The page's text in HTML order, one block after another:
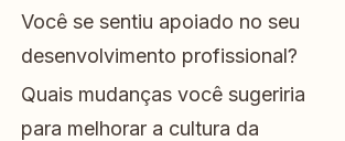
Você se sentiu apoiado no seu
desenvolvimento profissional?
Quais mudanças você sugeriria
para melhorar a cultura da